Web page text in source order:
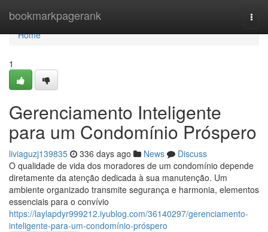
bookmarkpagerank
Home
Home
1
Gerenciamento Inteligente
para um Condomínio Próspero
liviaguzj139835 336 days ago News
Discuss
O qualidade de vida dos moradores de um condomínio depende
diretamente da atenção dedicada à sua manutenção. Um
ambiente organizado transmite segurança e harmonia, elementos
essenciais para o convívio
https://laylapdyr999212.iyublog.com/36140297/gerenciamento-
inteligente-para-um-condomínio-próspero